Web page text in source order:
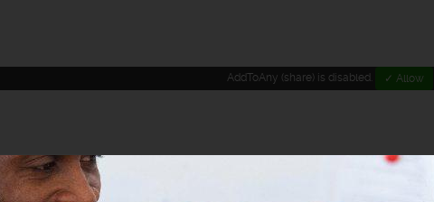
AddToAny (share) is disabled. ✓ Allow